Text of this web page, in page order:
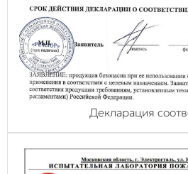
Декларация